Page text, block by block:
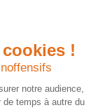
!
notre audience,
temps à autre du
75 % de